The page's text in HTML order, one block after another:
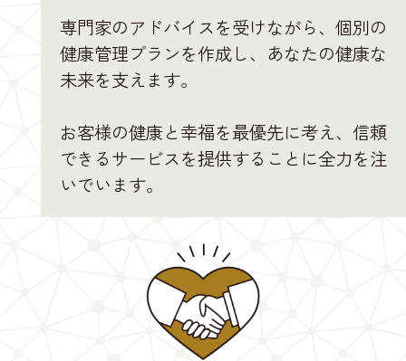
専門家のアドバイスを受けながら、個別の
健康管理プランを作成し、あなたの健康な
未来を支えます。
お客様の健康と幸福を最優先に考え、信頼
できるサービスを提供することに全力を注
いでいます。